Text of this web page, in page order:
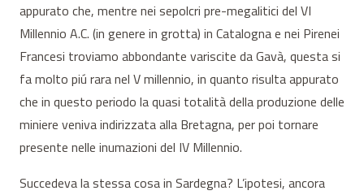
appurato che, mentre nei sepolcri pre-megalitici del VI
Millennio A.C. (in genere in grotta) in Catalogna e nei Pirenei
Francesi troviamo abbondante variscite da Gavà, questa si
fa molto piú rara nel V millennio, in quanto risulta appurato
che in questo periodo la quasi totalità della produzione delle
miniere veniva indirizzata alla Bretagna, per poi tornare
presente nelle inumazioni del IV Millennio.
Succedeva la stessa cosa in Sardegna? L’ipotesi, ancora